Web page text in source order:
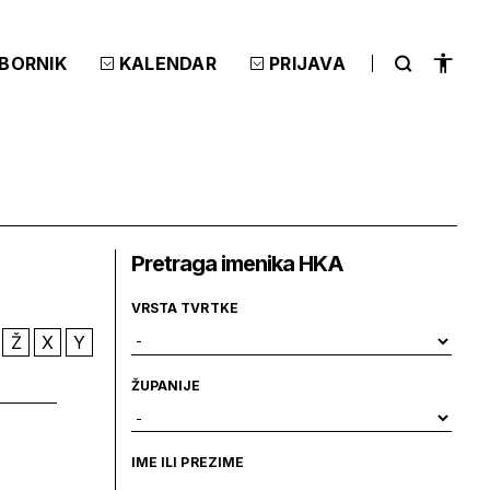
KALENDAR PRIJAVA
Ž X Y
Pretraga imenika HKA
VRSTA TVRTKE
ŽUPANIJE
IME ILI PREZIME